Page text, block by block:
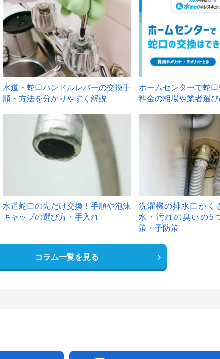
2
水道・蛇口ハンドルレバーの交換手
順・方法を分かりやすく解説
ホームセンターで蛇口
料金の相場や業者選び
水道蛇口の先だけ交換！手順や泡沫
キャップの選び方・手入れ
洗濯機の排水口がく
水・汚れの臭いの5
策・予防策
コラム一覧を見る